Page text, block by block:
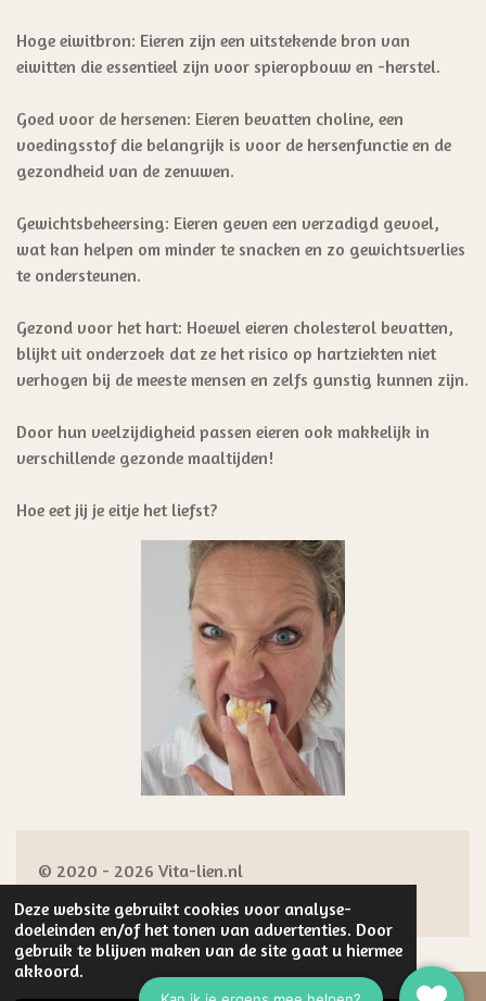
Deze website gebruikt cookies voor analyse-
doeleinden en/of het tonen van advertenties. Door
gebruik te blijven maken van de site gaat u hiermee
akkoord.
Hoge eiwitbron: Eieren zijn een uitstekende bron van
eiwitten die essentieel zijn voor spieropbouw en -herstel.
Goed voor de hersenen: Eieren bevatten choline, een
voedingsstof die belangrijk is voor de hersenfunctie en de
gezondheid van de zenuwen.
Gewichtsbeheersing: Eieren geven een verzadigd gevoel,
wat kan helpen om minder te snacken en zo gewichtsverlies
te ondersteunen.
Gezond voor het hart: Hoewel eieren cholesterol bevatten,
blijkt uit onderzoek dat ze het risico op hartziekten niet
verhogen bij de meeste mensen en zelfs gunstig kunnen zijn.
Door hun veelzijdigheid passen eieren ook makkelijk in
verschillende gezonde maaltijden!
Hoe eet jij je eitje het liefst?
© 2020 - 2026 Vita-lien.nl